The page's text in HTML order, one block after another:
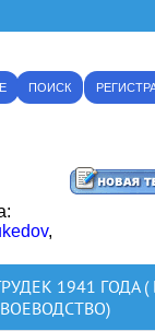
ПОИСК
,
1941 ГОДА (